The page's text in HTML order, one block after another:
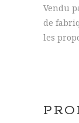
Vendu
de
les